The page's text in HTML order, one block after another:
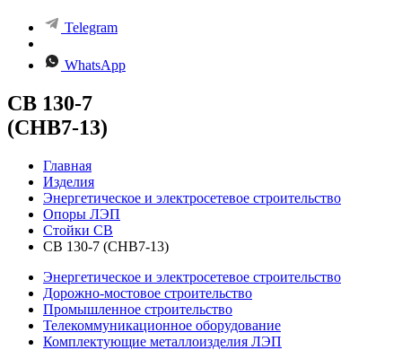
Telegram
WhatsApp
СВ 130-7
(СНВ7-13)
Главная
Изделия
Энергетическое и электросетевое строительство
Опоры ЛЭП
Стойки СВ
СВ 130-7 (СНВ7-13)
Энергетическое и электросетевое строительство
Дорожно-мостовое строительство
Промышленное строительство
Телекоммуникационное оборудование
Комплектующие металлоизделия ЛЭП